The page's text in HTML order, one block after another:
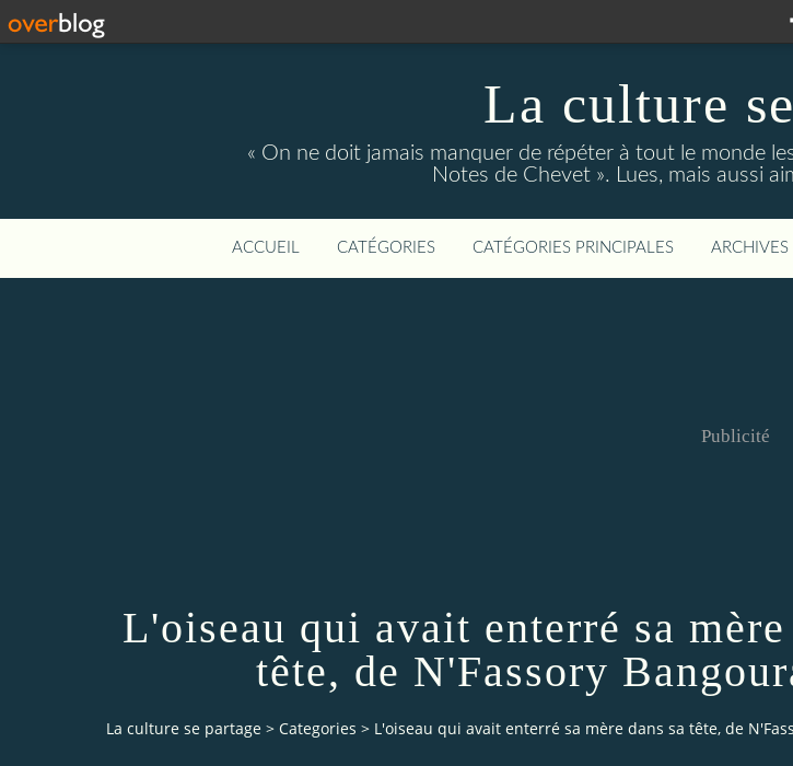
La culture
« On ne doit jamais manquer de répéter à tout le monde
Notes de Chevet ». Lues, mais aussi
ACCUEIL CATÉGORIES CATÉGORIES PRINCIPALES ARCHIVES
Publicité
L'oiseau qui avait enterré sa mère
tête, de N'Fassory
La culture se partage > Categories > L'oiseau qui avait enterré sa mère dans sa tête, de